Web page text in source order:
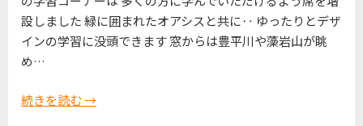
設しました 緑に囲まれたオアシスと共に‥ ゆったりとデザ
インの学習に没頭できます 窓からは豊平川や藻岩山が眺
め…
続きを読む →